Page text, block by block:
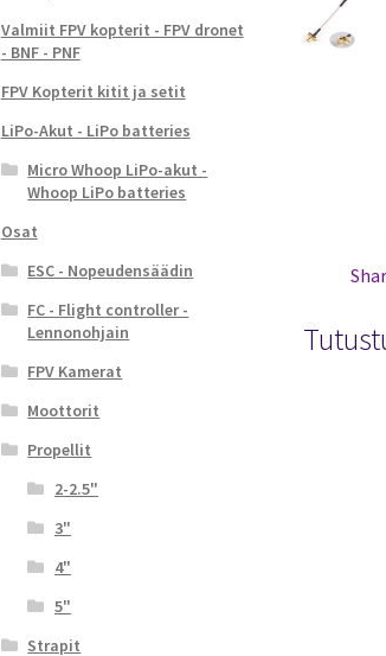
Valmiit FPV kopterit - FPV dronet
- BNF - PNF
FPV Kopterit kitit ja setit
LiPo-Akut - LiPo batteries
Micro Whoop LiPo-akut -
Whoop LiPo batteries
Osat
ESC - Nopeudensäädin
FC - Flight controller -
Lennonohjain
FPV Kamerat
Moottorit
Propellit
2-2.5"
3"
4"
5"
Strapit